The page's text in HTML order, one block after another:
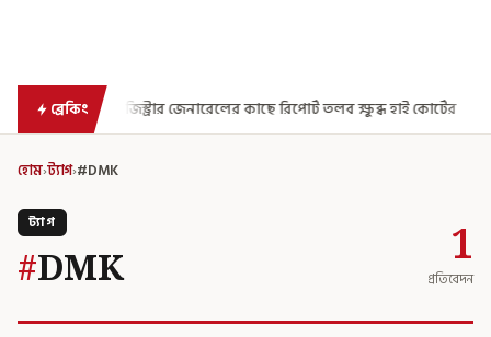
ব্রেকিং
নথি! রেজিস্ট্রার জেনারেলের কাছে রিপোর্ট তলব ক্ষুব্ধ হাই কোর্টের
হোম›ট্যাগ›#DMK
ট্যাগ
#DMK 1
প্রতিবেদন